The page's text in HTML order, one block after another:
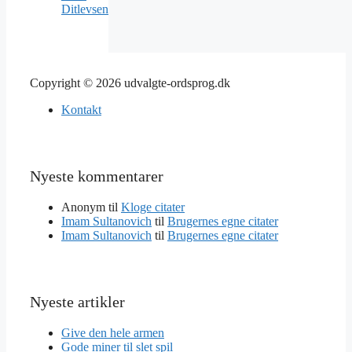
Ditlevsen
Copyright © 2026 udvalgte-ordsprog.dk
Kontakt
Nyeste kommentarer
Anonym til Kloge citater
Imam Sultanovich til Brugernes egne citater
Imam Sultanovich til Brugernes egne citater
Nyeste artikler
Give den hele armen
Gode miner til slet spil